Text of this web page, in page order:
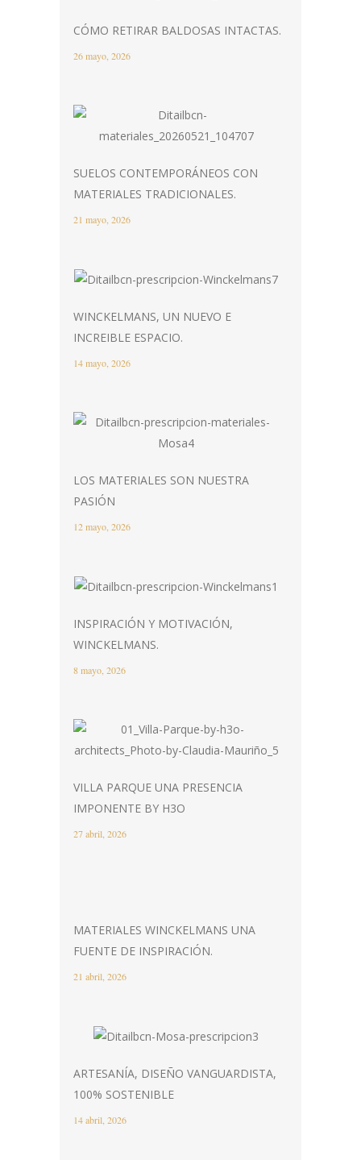
CÓMO RETIRAR BALDOSAS INTACTAS.
26 mayo, 2026
SUELOS CONTEMPORÁNEOS CON
MATERIALES TRADICIONALES.
21 mayo, 2026
WINCKELMANS, UN NUEVO E
INCREIBLE ESPACIO.
14 mayo, 2026
LOS MATERIALES SON NUESTRA
PASIÓN
12 mayo, 2026
INSPIRACIÓN Y MOTIVACIÓN,
WINCKELMANS.
8 mayo, 2026
VILLA PARQUE UNA PRESENCIA
IMPONENTE BY H3O
27 abril, 2026
MATERIALES WINCKELMANS UNA
FUENTE DE INSPIRACIÓN.
21 abril, 2026
ARTESANÍA, DISEÑO VANGUARDISTA,
100% SOSTENIBLE
14 abril, 2026